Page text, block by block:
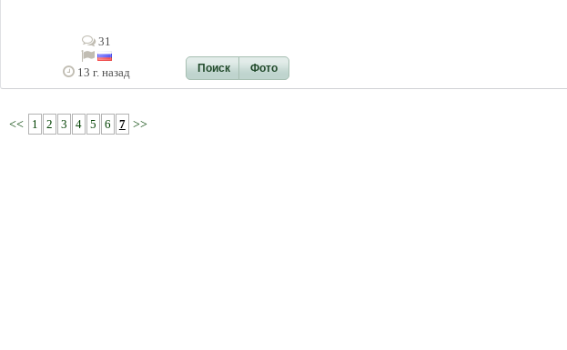
31
13 г. назад Поиск Фото
<< 1 2 3 4 5 6 7 >>